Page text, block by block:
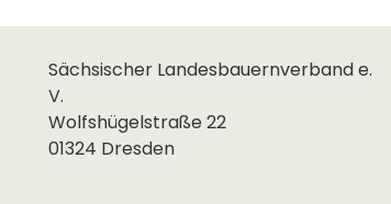
Sächsischer Landesbauernverband e.
V.
Wolfshügelstraße 22
01324 Dresden